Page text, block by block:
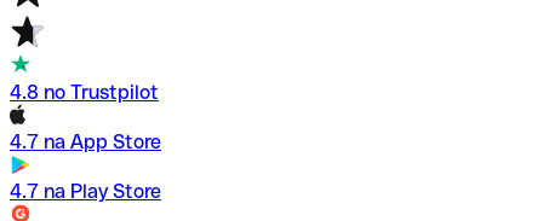
4.8 no Trustpilot
4.7 na App Store
4.7 na Play Store